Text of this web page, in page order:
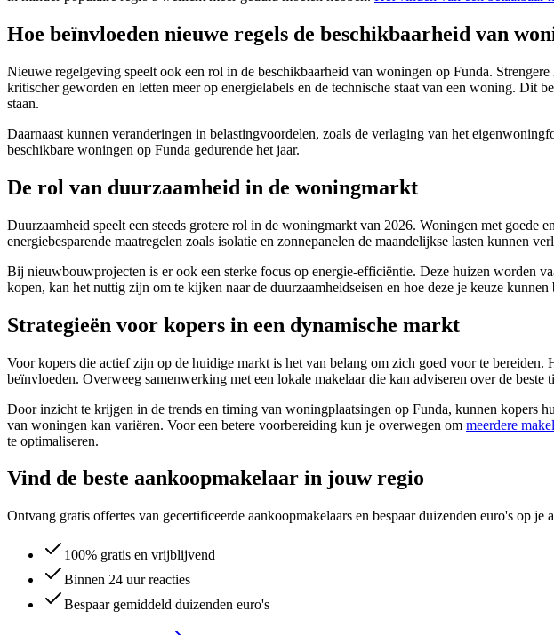
Hoe beïnvloeden nieuwe regels de beschikbaarheid van
Nieuwe regelgeving speelt ook een rol in de beschikbaarheid van woningen op Funda.
kritischer geworden en letten meer op energielabels en de technische staat van een woning. Dit
staan.
Daarnaast kunnen veranderingen in belastingvoordelen, zoals de verlaging van het
beschikbare woningen op Funda gedurende het jaar.
De rol van duurzaamheid in de woningmarkt
Duurzaamheid speelt een steeds grotere rol in de woningmarkt van 2026. Woningen met
energiebesparende maatregelen zoals isolatie en zonnepanelen de maandelijkse lasten kunnen
Bij nieuwbouwprojecten is er ook een sterke focus op energie-efficiëntie. Deze huizen worden
kopen, kan het nuttig zijn om te kijken naar de duurzaamheidseisen en hoe deze je keuze kunnen
Strategieën voor kopers in een dynamische markt
Voor kopers die actief zijn op de huidige markt is het van belang om zich goed voor te
beïnvloeden. Overweeg samenwerking met een lokale makelaar die kan adviseren over de
Door inzicht te krijgen in de trends en timing van woningplaatsingen op Funda, kunnen kopers
van woningen kan variëren. Voor een betere voorbereiding kun je overwegen om meerdere
te optimaliseren.
Vind de beste aankoopmakelaar in jouw regio
Ontvang gratis offertes van gecertificeerde aankoopmakelaars en bespaar duizenden euro's op je
100% gratis en vrijblijvend
Binnen 24 uur reacties
Bespaar gemiddeld duizenden euro's